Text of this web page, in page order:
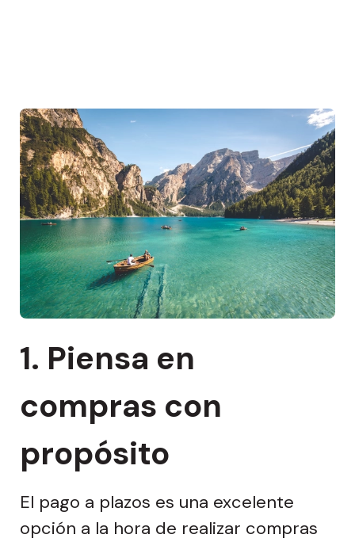
1. Piensa en
compras con
propósito
El pago a plazos es una excelente
opción a la hora de realizar compras